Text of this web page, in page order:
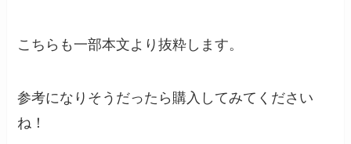
こちらも一部本文より抜粋します。
参考になりそうだったら購入してみてください
ね！